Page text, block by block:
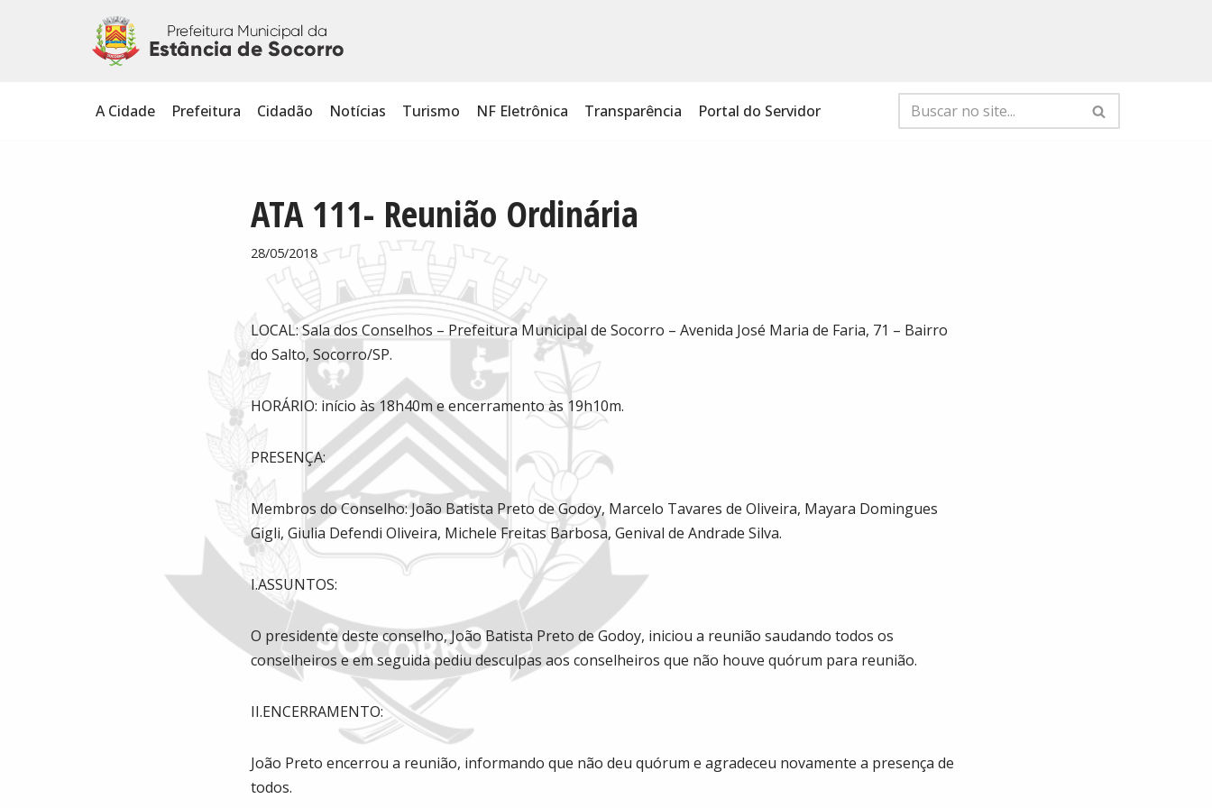
A Cidade Prefeitura Cidadão Notícias Turismo NF Eletrônica Transparência Portal do Servidor
ATA 111- Reunião Ordinária
28/05/2018
LOCAL: Sala dos Conselhos – Prefeitura Municipal de Socorro – Avenida José Maria de Faria, 71 – Bairro
do Salto, Socorro/SP.
HORÁRIO: início às 18h40m e encerramento às 19h10m.
PRESENÇA:
Membros do Conselho: João Batista Preto de Godoy, Marcelo Tavares de Oliveira, Mayara Domingues
Gigli, Giulia Defendi Oliveira, Michele Freitas Barbosa, Genival de Andrade Silva.
I.ASSUNTOS:
O presidente deste conselho, João Batista Preto de Godoy, iniciou a reunião saudando todos os
conselheiros e em seguida pediu desculpas aos conselheiros que não houve quórum para reunião.
II.ENCERRAMENTO:
João Preto encerrou a reunião, informando que não deu quórum e agradeceu novamente a presença de
todos.